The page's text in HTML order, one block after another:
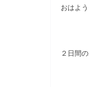
おはよ
２日間